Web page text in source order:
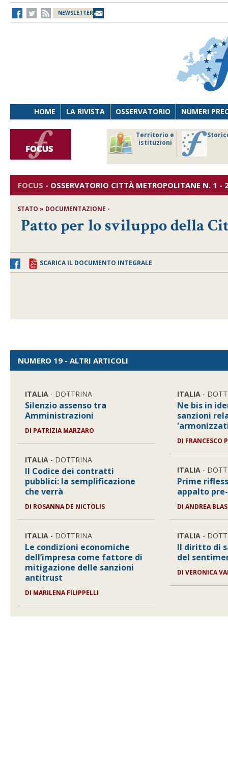
NEWSLETTER
HOME LA RIVISTA OSSERVATORIO NUMERI
Territorio e
istituzioni
FOCUS - OSSERVATORIO CITTÀ METROPOLITANE N. 1 -
STATO » DOCUMENTAZIONE -
Patto per lo sviluppo della
SCARICA IL DOCUMENTO INTEGRALE
NUMERO 19 - ALTRI ARTICOLI
ITALIA - DOTTRINA
Silenzio assenso tra
Amministrazioni
DI PATRIZIA MARZARO
ITALIA - DOTTRINA
Il Codice dei contratti
pubblici: la semplificazione
che verrà
DI ROSANNA DE NICTOLIS
ITALIA - DOTTRINA
Le condizioni economiche
dell’impresa come fattore di
mitigazione delle sanzioni
antitrust
DI MARILENA FILIPPELLI
ITALIA -
Ne bis in
sanzioni
DI FRANCESCO
ITALIA -
Prime
appalto
DIANDREA
ITALIA -
Il diritto di
del
DIVERONICA